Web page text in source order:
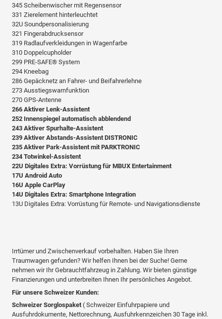
345 Scheibenwischer mit Regensensor
331 Zierelement hinterleuchtet
32U Soundpersonalisierung
321 Fingerabdrucksensor
319 Radlaufverkleidungen in Wagenfarbe
310 Doppelcupholder
299 PRE-SAFE® System
294 Kneebag
286 Gepäcknetz an Fahrer- und Beifahrerlehne
273 Ausstiegswarnfunktion
270 GPS-Antenne
266 Aktiver Lenk-Assistent
252 Innenspiegel automatisch abblendend
243 Aktiver Spurhalte-Assistent
239 Aktiver Abstands-Assistent DISTRONIC
235 Aktiver Park-Assistent mit PARKTRONIC
234 Totwinkel-Assistent
22U Digitales Extra: Vorrüstung für MBUX Entertainment
17U Android Auto
16U Apple CarPlay
14U Digitales Extra: Smartphone Integration
13U Digitales Extra: Vorrüstung für Remote- und Navigationsdienste
Irrtümer und Zwischenverkauf vorbehalten. Haben Sie Ihren
Traumwagen gefunden? Wir helfen Ihnen bei der Suche! Gerne
nehmen wir Ihr Gebrauchtfahrzeug in Zahlung. Wir bieten günstige
Finanzierungen und unterbreiten Ihnen Ihr persönliches Angebot.
Für unsere Schweizer Kunden:
Schweizer Sorglospaket ( Schweizer Einfuhrpapiere und
Ausfuhrdokumente, Nettorechnung, Ausfuhrkennzeichen 30 Tage inkl.